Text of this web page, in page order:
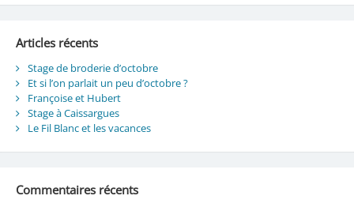
Articles récents
Stage de broderie d’octobre
Et si l’on parlait un peu d’octobre ?
Françoise et Hubert
Stage à Caissargues
Le Fil Blanc et les vacances
Commentaires récents